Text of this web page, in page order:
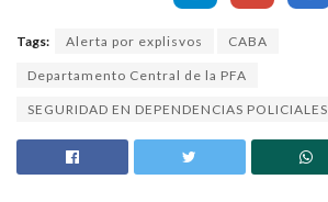
Tags: Alerta por explisvos CABA
Departamento Central de la PFA
SEGURIDAD EN DEPENDENCIAS POLICIALES